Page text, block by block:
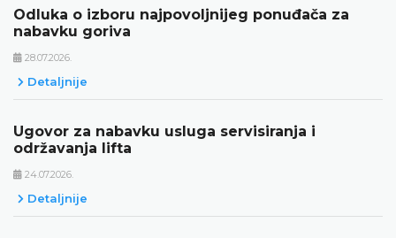
Odluka o izboru najpovoljnijeg ponuđača za
nabavku goriva
28.07.2026.
Detaljnije
Ugovor za nabavku usluga servisiranja i
održavanja lifta
24.07.2026.
Detaljnije